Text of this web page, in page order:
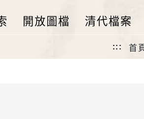
開放圖檔 清代檔案
::: 首